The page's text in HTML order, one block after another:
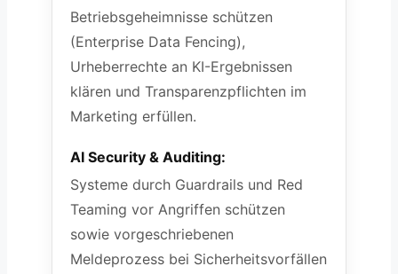
Betriebsgeheimnisse schützen
(Enterprise Data Fencing),
Urheberrechte an KI-Ergebnissen
klären und Transparenzpflichten im
Marketing erfüllen.
AI Security & Auditing:
Systeme durch Guardrails und Red
Teaming vor Angriffen schützen
sowie vorgeschriebenen
Meldeprozess bei Sicherheitsvorfällen